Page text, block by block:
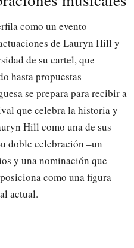
como un evento
de Lauryn Hill y
de su cartel, que
hasta propuestas
se prepara para recibir a
que celebra la historia y
Hill como una de sus
doble celebración –un
y una nominación que
como una figura
actual.